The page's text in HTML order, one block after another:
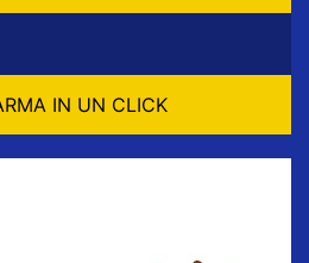
IN UN CLICK